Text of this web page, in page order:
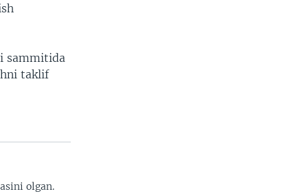
sammitida
taklif
olgan.